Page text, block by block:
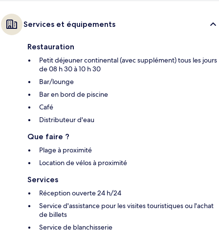
Services et équipements
Restauration
Petit déjeuner continental (avec supplément) tous les jours
de 08 h 30 à 10 h 30
Bar/lounge
Bar en bord de piscine
Café
Distributeur d'eau
Que faire ?
Plage à proximité
Location de vélos à proximité
Services
Réception ouverte 24 h/24
Service d'assistance pour les visites touristiques ou l'achat
de billets
Service de blanchisserie